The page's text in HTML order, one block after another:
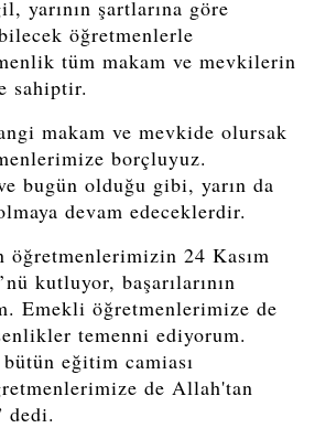
yarının şartlarına göre
öğretmenlerle
tüm makam ve mevkilerin
sahiptir.
makam ve mevkide olursak
borçluyuz.
bugün olduğu gibi, yarın da
devam edeceklerdir.
öğretmenlerimizin 24 Kasım
kutluyor, başarılarının
Emekli öğretmenlerimize de
temenni ediyorum.
bütün eğitim camiası
de Allah'tan
dedi.